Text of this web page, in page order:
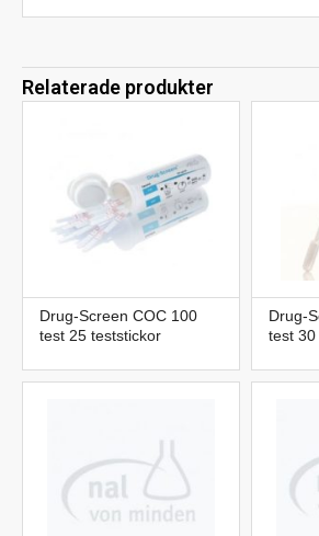
Relaterade produkter
Drug-Screen COC 100
test 25 teststickor
Drug-
test